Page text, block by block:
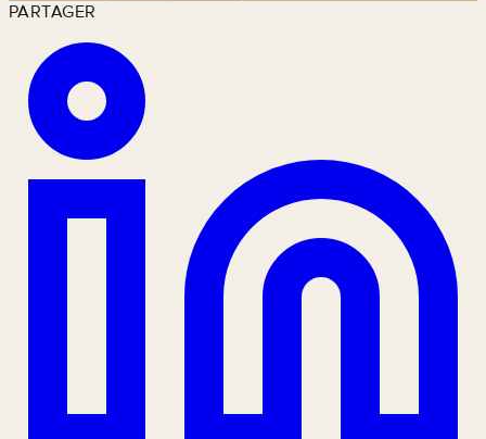
PARTAGER